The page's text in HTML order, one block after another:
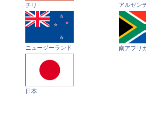
チリ アルゼン
ニュージーランド 南アフリ
日本